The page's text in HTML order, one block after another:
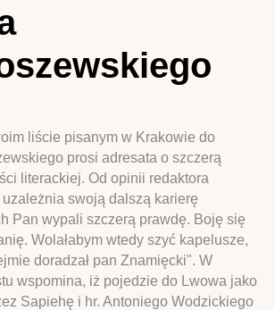
liście pisanym w Krakowie do
prosi adresata o szczerą
literackiej. Od opinii redaktora
swoją dalszą karierę
Pan wypali szczerą prawdę. Boję się
Wolałabym wtedy szyć kapelusze,
doradzał pan Znamięcki". W
wspomina, iż pojedzie do Lwowa jako
Sapiehę i hr. Antoniego Wodzickiego